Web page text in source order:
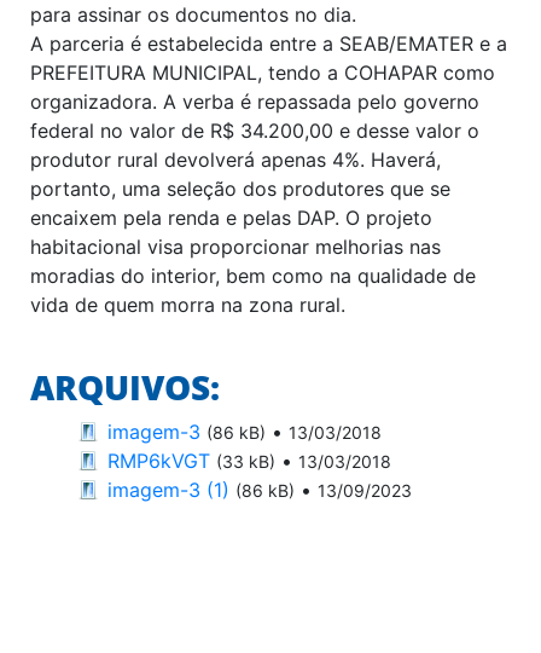
para assinar os documentos no dia.
A parceria é estabelecida entre a SEAB/EMATER e a
PREFEITURA MUNICIPAL, tendo a COHAPAR como
organizadora. A verba é repassada pelo governo
federal no valor de R$ 34.200,00 e desse valor o
produtor rural devolverá apenas 4%. Haverá,
portanto, uma seleção dos produtores que se
encaixem pela renda e pelas DAP. O projeto
habitacional visa proporcionar melhorias nas
moradias do interior, bem como na qualidade de
vida de quem morra na zona rural.
ARQUIVOS:
imagem-3 (86 kB) • 13/03/2018
RMP6kVGT (33 kB) • 13/03/2018
imagem-3 (1) (86 kB) • 13/09/2023